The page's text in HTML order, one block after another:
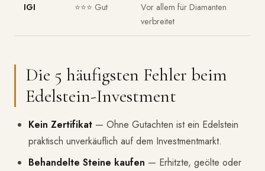
IGI ⭐⭐⭐ Gut
Vor allem für Diamanten
verbreitet
Die 5 häufigsten Fehler beim
Edelstein-Investment
Kein Zertifikat — Ohne Gutachten ist ein Edelstein
praktisch unverkäuflich auf dem Investmentmarkt.
Behandelte Steine kaufen — Erhitzte, geölte oder